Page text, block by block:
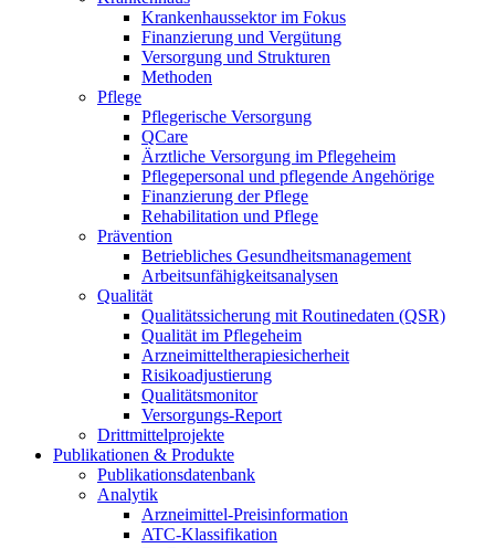
Krankenhaussektor im Fokus
Finanzierung und Vergütung
Versorgung und Strukturen
Methoden
Pflege
Pflegerische Versorgung
QCare
Ärztliche Versorgung im Pflegeheim
Pflegepersonal und pflegende Angehörige
Finanzierung der Pflege
Rehabilitation und Pflege
Prävention
Betriebliches Gesundheitsmanagement
Arbeitsunfähigkeitsanalysen
Qualität
Qualitätssicherung mit Routinedaten (QSR)
Qualität im Pflegeheim
Arzneimitteltherapiesicherheit
Risikoadjustierung
Qualitätsmonitor
Versorgungs-Report
Drittmittelprojekte
Publikationen & Produkte
Publikationsdatenbank
Analytik
Arzneimittel-Preisinformation
ATC-Klassifikation